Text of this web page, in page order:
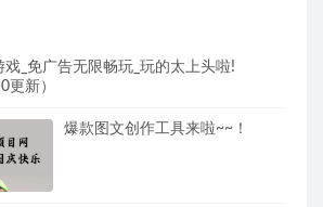
戏_免广告无限畅玩_玩的太上头啦!
更新）
爆款图文创作工具来啦~~！